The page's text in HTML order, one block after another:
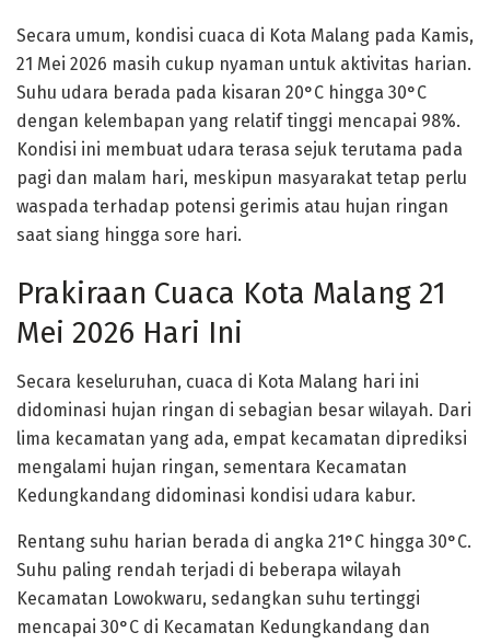
Secara umum, kondisi cuaca di Kota Malang pada Kamis,
21 Mei 2026 masih cukup nyaman untuk aktivitas harian.
Suhu udara berada pada kisaran 20°C hingga 30°C
dengan kelembapan yang relatif tinggi mencapai 98%.
Kondisi ini membuat udara terasa sejuk terutama pada
pagi dan malam hari, meskipun masyarakat tetap perlu
waspada terhadap potensi gerimis atau hujan ringan
saat siang hingga sore hari.
Prakiraan Cuaca Kota Malang 21
Mei 2026 Hari Ini
Secara keseluruhan, cuaca di Kota Malang hari ini
didominasi hujan ringan di sebagian besar wilayah. Dari
lima kecamatan yang ada, empat kecamatan diprediksi
mengalami hujan ringan, sementara Kecamatan
Kedungkandang didominasi kondisi udara kabur.
Rentang suhu harian berada di angka 21°C hingga 30°C.
Suhu paling rendah terjadi di beberapa wilayah
Kecamatan Lowokwaru, sedangkan suhu tertinggi
mencapai 30°C di Kecamatan Kedungkandang dan